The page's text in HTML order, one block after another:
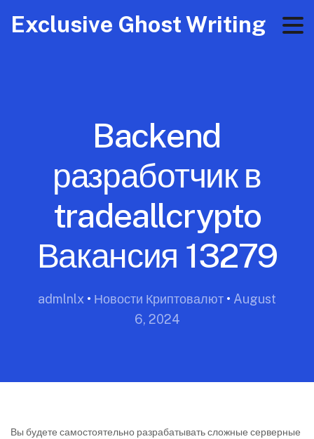
Exclusive Ghost Writing
Backend
разработчик в
tradeallcrypto
Вакансия 13279
admlnlx • Новости Криптовалют • August
6, 2024
Вы будете самостоятельно разрабатывать сложные серверные